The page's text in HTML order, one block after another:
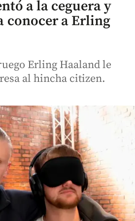
a la ceguera y
conocer a Erling
Erling Haaland le
al hincha citizen.